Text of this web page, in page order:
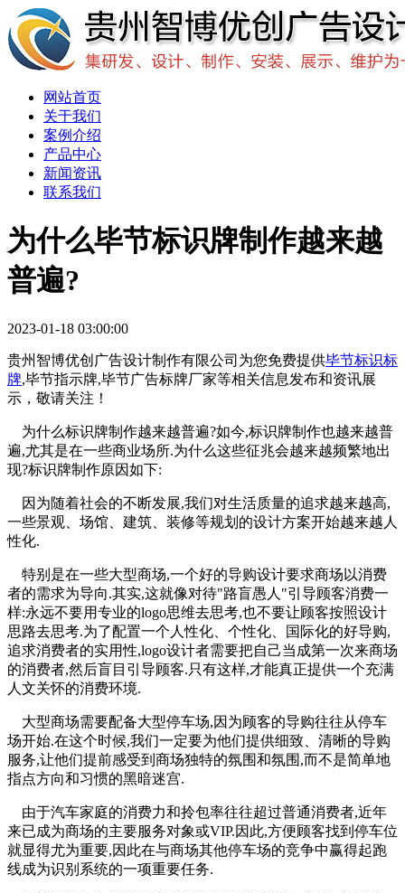
网站首页
关于我们
案例介绍
产品中心
新闻资讯
联系我们
为什么毕节标识牌制作越来越
普遍?
2023-01-18 03:00:00
贵州智博优创广告设计制作有限公司为您免费提供毕节标识标
牌,毕节指示牌,毕节广告标牌厂家等相关信息发布和资讯展
示，敬请关注！
为什么标识牌制作越来越普遍?如今,标识牌制作也越来越普
遍,尤其是在一些商业场所.为什么这些征兆会越来越频繁地出
现?标识牌制作原因如下:
因为随着社会的不断发展,我们对生活质量的追求越来越高,
一些景观、场馆、建筑、装修等规划的设计方案开始越来越人
性化.
特别是在一些大型商场,一个好的导购设计要求商场以消费
者的需求为导向.其实,这就像对待"路盲愚人"引导顾客消费一
样:永远不要用专业的logo思维去思考,也不要让顾客按照设计
思路去思考.为了配置一个人性化、个性化、国际化的好导购,
追求消费者的实用性,logo设计者需要把自己当成第一次来商场
的消费者,然后盲目引导顾客.只有这样,才能真正提供一个充满
人文关怀的消费环境.
大型商场需要配备大型停车场,因为顾客的导购往往从停车
场开始.在这个时候,我们一定要为他们提供细致、清晰的导购
服务,让他们提前感受到商场独特的氛围和氛围,而不是简单地
指点方向和习惯的黑暗迷宫.
由于汽车家庭的消费力和拎包率往往超过普通消费者,近年
来已成为商场的主要服务对象或VIP.因此,方便顾客找到停车位
就显得尤为重要,因此在与商场其他停车场的竞争中赢得起跑
线成为识别系统的一项重要任务.